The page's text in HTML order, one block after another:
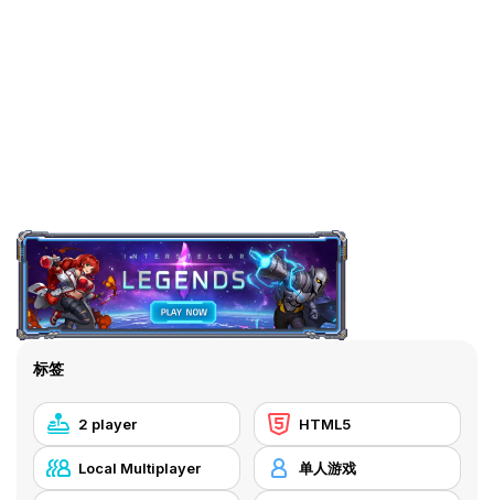
标签
2 player HTML5
Local Multiplayer 单人游戏